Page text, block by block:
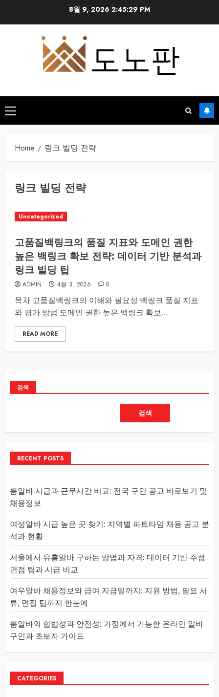
8월 9, 2026 2:45:29 PM
Primary
Menu
Home 링크 빌딩 전략
링크 빌딩 전략
Uncategorized
고품질백링크의 품질 지표와 도메인 권한
높은 백링크 확보 전략: 데이터 기반 분석과
링크 빌딩 팁
ADMIN 4월 3, 2026 0
목차 고품질백링크의 이해와 필요성 백링크 품질 지표
와 평가 방법 도메인 권한 높은 백링크 확보...
READ MORE
검색
검색
RECENT POSTS
룸알바 시급과 근무시간 비교: 전국 구인 공고 바로보기 및
채용정보
여성알바 시급 높은 곳 찾기: 지역별 파트타임 채용 공고 분
석과 현황
서울에서 유흥알바 구하는 방법과 자격: 데이터 기반 주점
면접 팁과 시급 비교
여우알바 채용정보와 급여 지급일까지: 지원 방법, 필요 서
류, 면접 팁까지 한눈에
룸알바의 합법성과 안전성: 가정에서 가능한 온라인 알바
구인과 초보자 가이드
CATEGORIES